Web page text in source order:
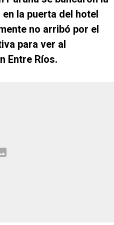
la puerta del hotel
no arribó por el
para ver al
Entre Ríos.